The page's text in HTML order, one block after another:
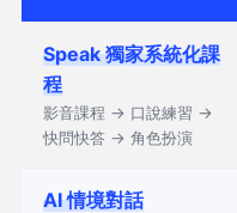
Speak 獨家系統化課
程
影音課程 → 口說練習 →
快問快答 → 角色扮演
AI 情境對話